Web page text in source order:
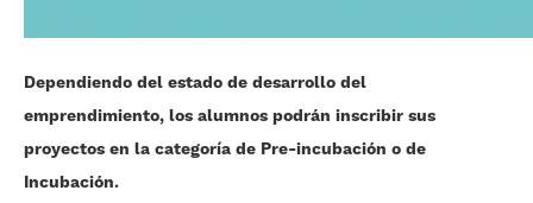
Dependiendo del estado de desarrollo del
emprendimiento, los alumnos podrán inscribir sus
proyectos en la categoría de Pre-incubación o de
Incubación.